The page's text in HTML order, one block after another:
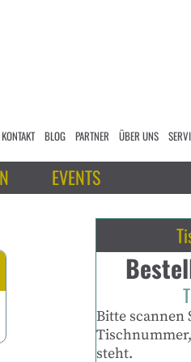
EVENTS
KONTAKT BLOG PARTNER ÜBER UNS
Bitte scannen
steht.